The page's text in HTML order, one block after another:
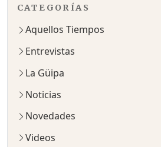
CATEGORÍAS
Aquellos Tiempos
Entrevistas
La Güipa
Noticias
Novedades
Videos